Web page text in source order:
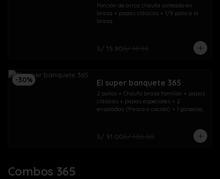
Porción de arroz chaufa salteado en
brasa + papas clásicas + 1/8 pollo a la
brasa.
S/ 15.90S/ 18.90
-30% El super banquete 365
2 pollos + Chaufa brasa familiar + papas
clásicas + papas especiales + 2
ensaladas (fresca o cocida) + 1 gaseosa
S/ 91.00S/ 130.00
Combos 365